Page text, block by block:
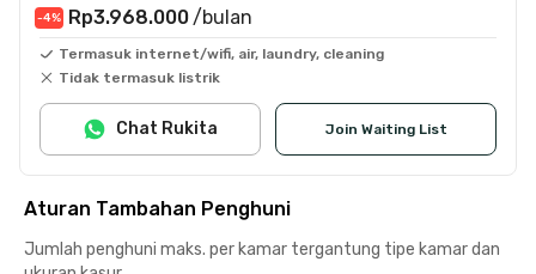
-4% Rp3.968.000 /bulan
Termasuk internet/wifi, air, laundry, cleaning
Tidak termasuk listrik
Join Waiting List
Chat Rukita
Aturan Tambahan Penghuni
Jumlah penghuni maks. per kamar tergantung tipe kamar dan